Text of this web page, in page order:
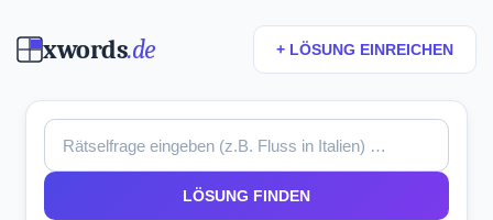
xwords.de + LÖSUNG EINREICHEN
LÖSUNG FINDEN